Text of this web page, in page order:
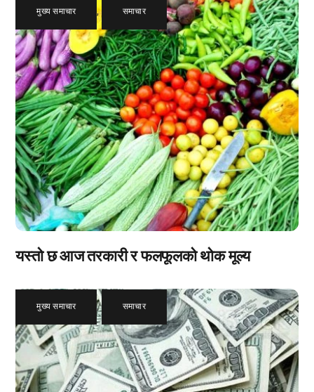
मुख्य समाचार , समाचार
यस्तो छ आज तरकारी र फलफूलको थोक मूल्य
मुख्य समाचार , समाचार